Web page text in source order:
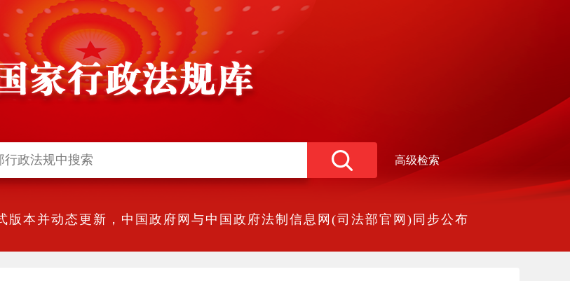
高级检索
版本并动态更新，中国政府网与中国政府法制信息网(司法部官网)同步公布